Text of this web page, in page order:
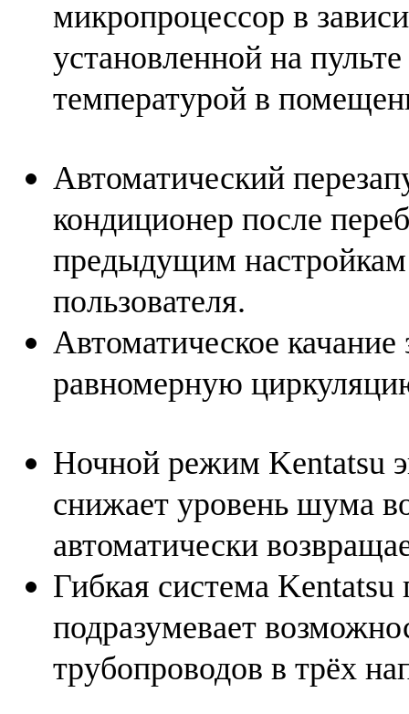
микропроцессор в
установленной на
температурой в
Автоматический
кондиционер после
предыдущим настройкам
пользователя.
Автоматическое качание
равномерную
Ночной режим Kentatsu
снижает уровень шума
автоматически
Гибкая система
подразумевает
трубопроводов в трёх